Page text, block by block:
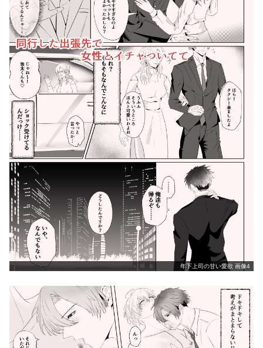
年下上司の甘い愛欲 画像4